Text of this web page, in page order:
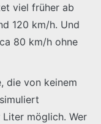
viel früher ab
120 km/h. Und
80 km/h ohne
die von keinem
möglich. Wer